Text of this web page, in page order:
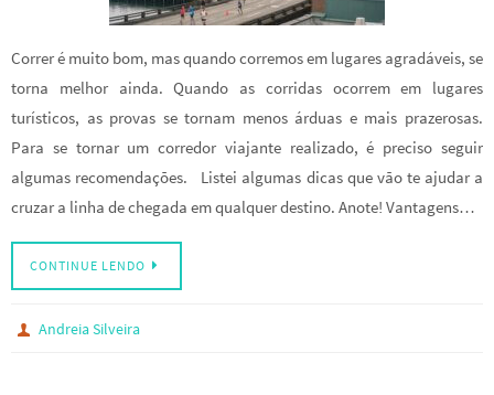
Correr é muito bom, mas quando corremos em lugares agradáveis, se
torna melhor ainda. Quando as corridas ocorrem em lugares
turísticos, as provas se tornam menos árduas e mais prazerosas.
Para se tornar um corredor viajante realizado, é preciso seguir
algumas recomendações. Listei algumas dicas que vão te ajudar a
cruzar a linha de chegada em qualquer destino. Anote! Vantagens…
CONTINUE LENDO
Andreia Silveira